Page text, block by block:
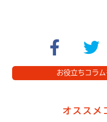
お役立ちコラ
オススメ